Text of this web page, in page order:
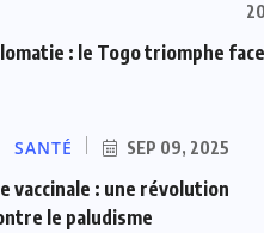
: le Togo triomphe
SANTÉ SEP 09, 2025
vaccinale : une révolution
le paludisme